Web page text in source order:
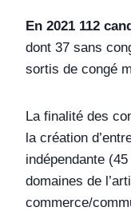
En 2021 112
dont 37 sans
sortis de congé
La finalité des
la création
indépendante
domaines de
commerce/